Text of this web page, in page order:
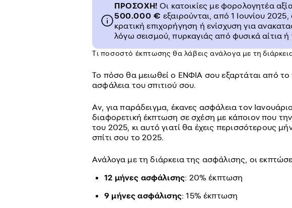
ΠΡΟΣΟΧΗ! Οι κατοικίες με φορολογητέα
500.000 €εξαιρούνται, από 1 Ιουνίου
κρατική επιχορήγηση ή ενίσχυση για
λόγω σεισμού, πυρκαγιάς από φυσικά αίτια
Τι ποσοστό έκπτωσης θα λάβεις ανάλογα με τη
Το πόσο θα μειωθεί ο ΕΝΦΙΑ σου εξαρτάται από το
ασφάλεια του σπιτιού σου.
Αν, για παράδειγμα, έκανες ασφάλεια τον
διαφορετική έκπτωση σε σχέση με κάποιον που
του 2025, κι αυτό γιατί θα έχεις περισσότερους
σπίτι σου το 2025.
Ανάλογα με τη διάρκεια της ασφάλισης, οι
12 μήνες ασφάλισης: 20% έκπτωση
9 μήνες ασφάλισης: 15% έκπτωση